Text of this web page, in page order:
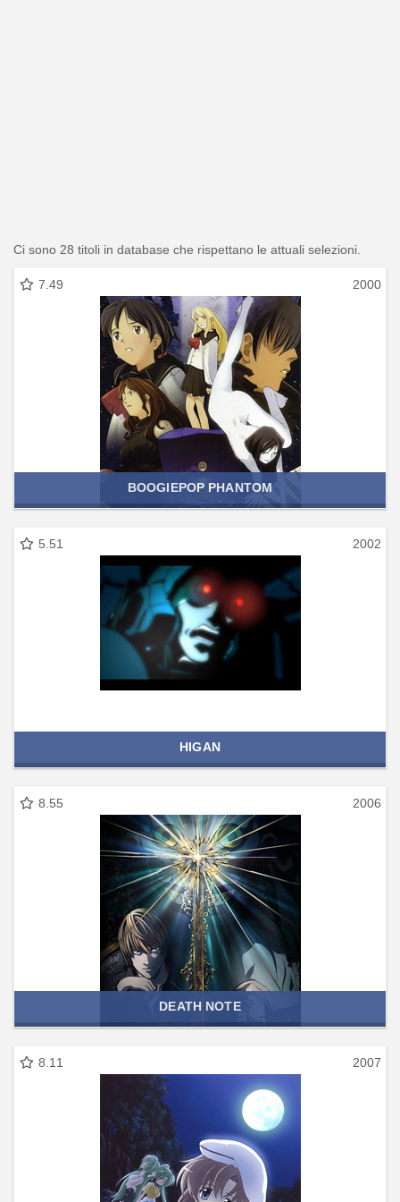
Ci sono 28 titoli in database che rispettano le attuali selezioni.
7.49 2000
BOOGIEPOP PHANTOM
5.51 2002
HIGAN
8.55 2006
DEATH NOTE
8.11 2007